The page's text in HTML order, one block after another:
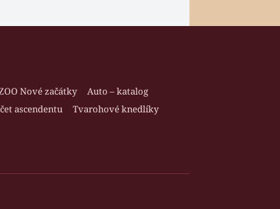
Nové začátky
Auto – katalog
ascendentu
Tvarohové knedlíky